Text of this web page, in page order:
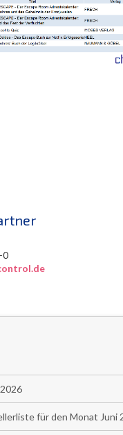
0
für den Monat Juni